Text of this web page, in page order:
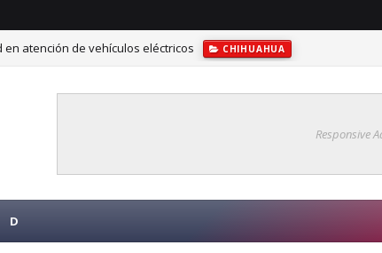
la competitividad turística en Delicias CHIHUAHUA
Responsive
D